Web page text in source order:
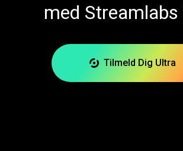
med Streamlabs
Tilmeld Dig Ultra